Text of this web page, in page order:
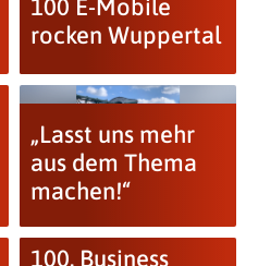
100 E-Mobile
rocken Wuppertal
„Lasst uns mehr
aus dem Thema
machen!“
100. Business